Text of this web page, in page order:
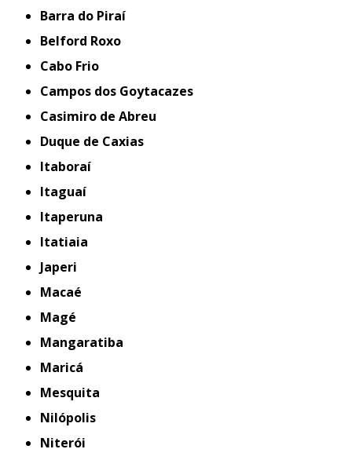
Barra do Piraí
Belford Roxo
Cabo Frio
Campos dos Goytacazes
Casimiro de Abreu
Duque de Caxias
Itaboraí
Itaguaí
Itaperuna
Itatiaia
Japeri
Macaé
Magé
Mangaratiba
Maricá
Mesquita
Nilópolis
Niterói